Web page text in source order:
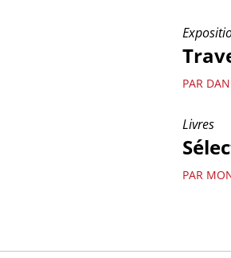
PAR
Livres
PAR